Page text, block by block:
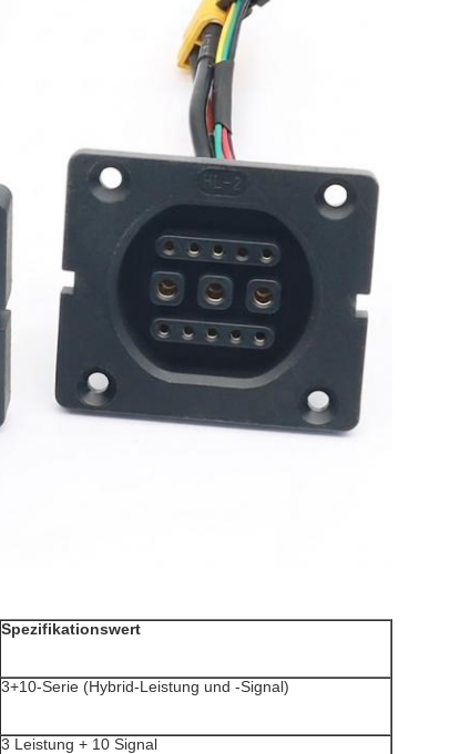
Spezifikationswert
3+10-Serie (Hybrid-Leistung und -Signal)
3 Leistung + 10 Signal